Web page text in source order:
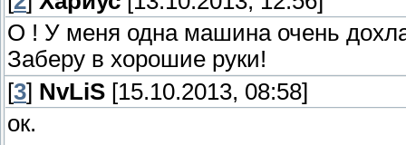
О ! У меня одна машина очень
Заберу в хорошие руки!
[3] NvLiS [15.10.2013, 08:58]
ок.